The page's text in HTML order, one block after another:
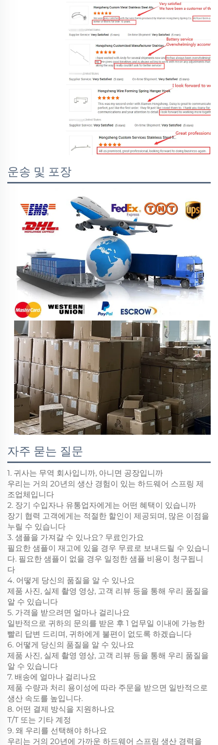
운송 및 포장
자주 묻는 질문
1. 귀사는 무역 회사입니까, 아니면 공장입니까
우리는 거의 20년의 생산 경험이 있는 하드웨어 스프링 제
조업체입니다
2. 장기 수입자나 유통업자에게는 어떤 혜택이 있습니까
장기 협력 고객에게는 적절한 할인이 제공되며, 많은 이점을
누릴 수 있습니다
3. 샘플을 가져갈 수 있나요? 무료인가요
필요한 샘플이 재고에 있을 경우 무료로 보내드릴 수 있습니
다. 필요한 샘플이 없을 경우 일정한 샘플 비용이 청구됩니
다
4. 어떻게 당신의 품질을 알 수 있나요
제품 사진, 실제 촬영 영상, 고객 리뷰 등을 통해 우리 품질을
알 수 있습니다
5. 가격을 받으려면 얼마나 걸리나요
일반적으로 귀하의 문의를 받은 후 1 업무일 이내에 가능한
빨리 답변 드리며, 귀하에게 불편이 없도록 하겠습니다
6. 어떻게 당신의 품질을 알 수 있나요
제품 사진, 실제 촬영 영상, 고객 리뷰 등을 통해 우리 품질을
알 수 있습니다
7. 배송에 얼마나 걸리나요
제품 수량과 처리 용이성에 따라 주문을 받으면 일반적으로
생산 속도를 높입니다.
8. 어떤 결제 방식을 지원하나요
T/T 또는 기타 계정
9. 왜 우리를 선택해야 하나요
우리는 거의 20년에 가까운 하드웨어 스프링 생산 경력을